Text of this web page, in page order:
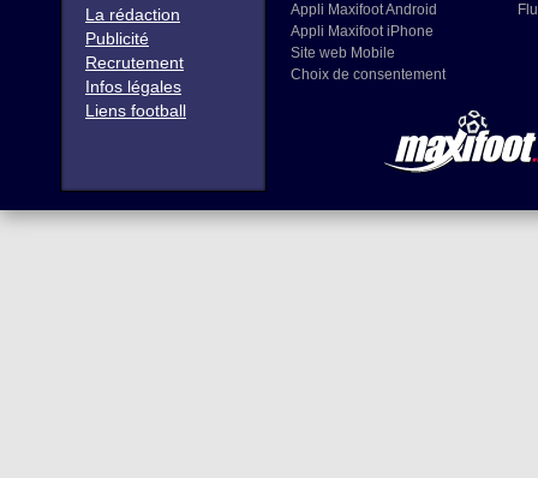
La rédaction
Publicité
Recrutement
Infos légales
Liens football
Appli Maxifoot Android
Appli Maxifoot iPhone
Site web Mobile
Choix de consentement